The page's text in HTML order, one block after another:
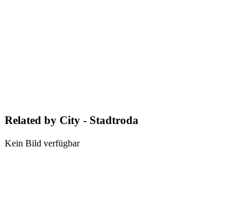
Related by City - Stadtroda
Kein Bild verfügbar